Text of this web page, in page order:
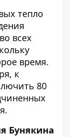
тепло
всех
время.
к
80
Бунякина